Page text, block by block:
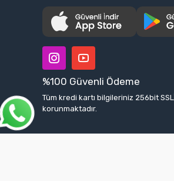
%100 Güvenli Ödeme
Tüm kredi kartı bilgileriniz 256bit
korunmaktadır.